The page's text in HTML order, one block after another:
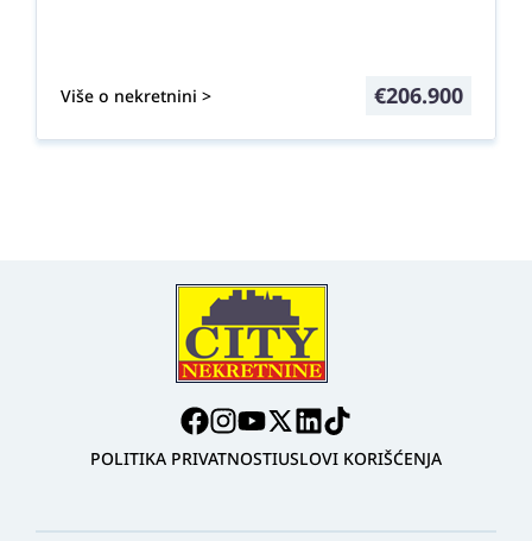
Više o nekretnini > €206.900
POLITIKA PRIVATNOSTIUSLOVI KORIŠĆENJA